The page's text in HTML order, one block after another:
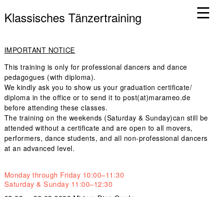
Klassisches Tänzertraining
IMPORTANT NOTICE
This training is only for professional dancers and dance
pedagogues (with diploma).
We kindly ask you toshow us your graduation certificate/
diploma in the office or to send it to post(at)marameo.de
before attending these classes.
The training on the weekends (Saturday & Sunday)can still be
attended without a certificate and are open to all movers,
performers, dance students, and all non-professional dancers
at an advanced level.
Monday through Friday 10:00–11:30
Saturday & Sunday 11:00–12:30